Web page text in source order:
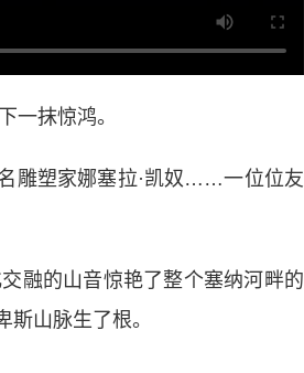
抹惊鸿。
雕塑家娜塞拉·凯奴……一位位友
融的山音惊艳了整个塞纳河畔的
山脉生了根。